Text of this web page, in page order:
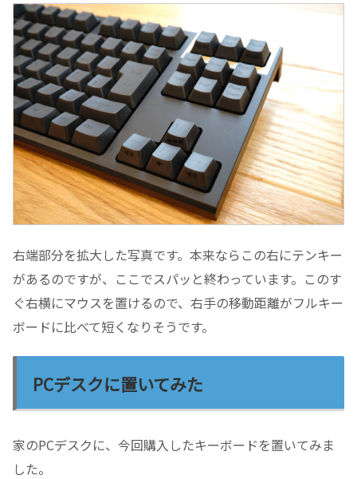
右端部分を拡大した写真です。本来ならこの右にテンキー
があるのですが、ここでスパッと終わっています。このす
ぐ右横にマウスを置けるので、右手の移動距離がフルキー
ボードに比べて短くなりそうです。
PCデスクに置いてみた
家のPCデスクに、今回購入したキーボードを置いてみま
した。